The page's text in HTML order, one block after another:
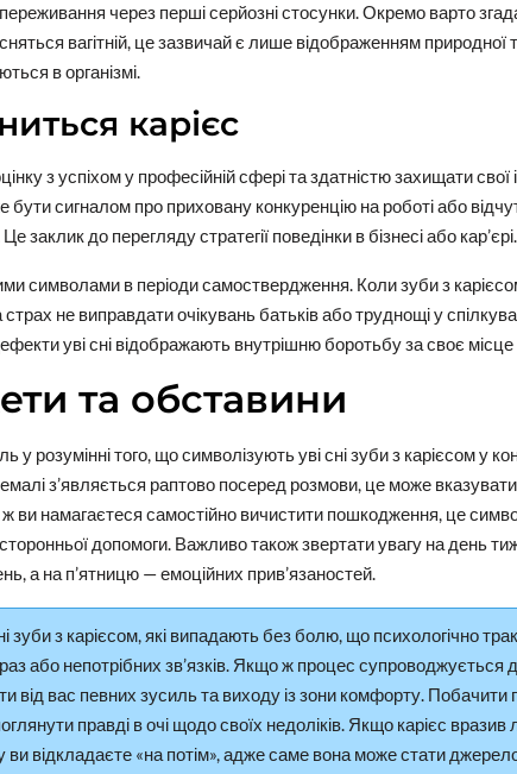
через перші серйозні стосунки. Окремо варто
вагітній, це зазвичай є лише відображенням природної
в організмі.
карієс
з успіхом у професійній сфері та здатністю захищати
бути сигналом про приховану конкуренцію на роботі або
до перегляду стратегії поведінки в бізнесі або кар’єрі.
символами в періоди самоствердження. Коли зуби з
не виправдати очікувань батьків або труднощі у
уві сні відображають внутрішню боротьбу за своє
та обставини
у розумінні того, що символізують уві сні зуби з карієсом у
з’являється раптово посеред розмови, це може
ви намагаєтеся самостійно вичистити пошкодження, це
допомоги. Важливо також звертати увагу на день
а на п’ятницю — емоційних прив’язаностей.
зуби з карієсом, які випадають без болю, що психологічно
або непотрібних зв’язків. Якщо ж процес
від вас певних зусиль та виходу із зони комфорту. Побачити
правді в очі щодо своїх недоліків. Якщо карієс
ви відкладаєте «на потім», адже саме вона може стати